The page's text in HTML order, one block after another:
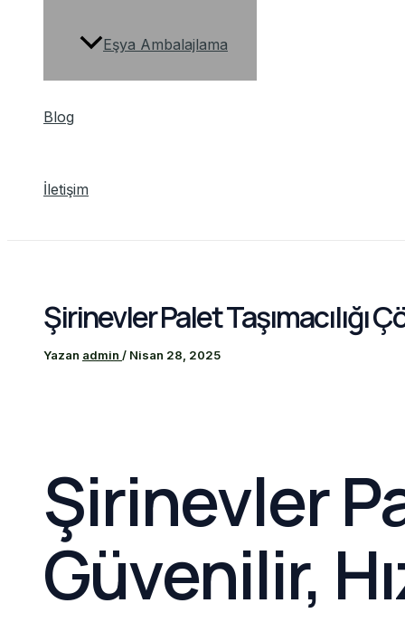
Eşya Ambalajlama
Blog
İletişim
Şirinevler Palet Taşımacılığı
Yazan admin / Nisan 28, 2025
Şirinevler
Güvenilir,